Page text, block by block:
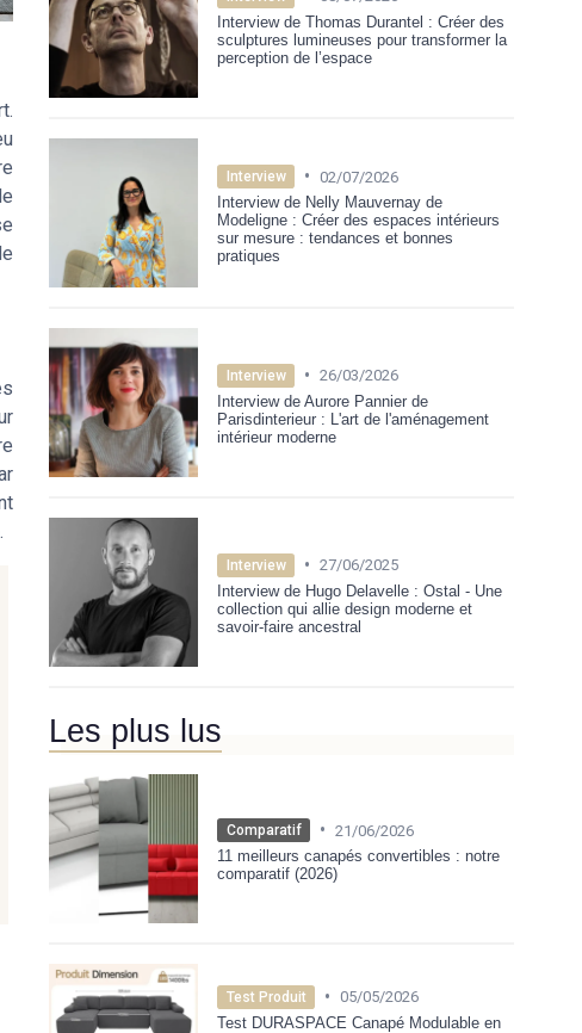
Interview de Thomas Durantel : Créer des
sculptures lumineuses pour transformer la
perception de l’espace
Interview • 02/07/2026
Interview de Nelly Mauvernay de
Modeligne : Créer des espaces intérieurs
sur mesure : tendances et bonnes
pratiques
Interview • 26/03/2026
Interview de Aurore Pannier de
Parisdinterieur : L'art de l'aménagement
intérieur moderne
Interview • 27/06/2025
Interview de Hugo Delavelle : Ostal - Une
collection qui allie design moderne et
savoir-faire ancestral
Les plus lus
Comparatif • 21/06/2026
11 meilleurs canapés convertibles : notre
comparatif (2026)
Test Produit • 05/05/2026
Test DURASPACE Canapé Modulable en